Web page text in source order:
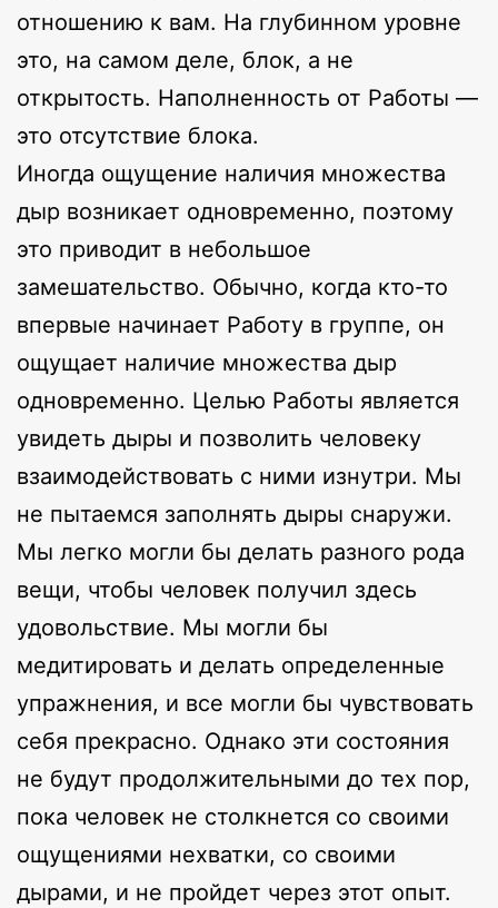
отношению к вам. На глубинном уровне
это, на самом деле, блок, а не
открытость. Наполненность от Работы —
это отсутствие блока.
Иногда ощущение наличия множества
дыр возникает одновременно, поэтому
это приводит в небольшое
замешательство. Обычно, когда кто-то
впервые начинает Работу в группе, он
ощущает наличие множества дыр
одновременно. Целью Работы является
увидеть дыры и позволить человеку
взаимодействовать с ними изнутри. Мы
не пытаемся заполнять дыры снаружи.
Мы легко могли бы делать разного рода
вещи, чтобы человек получил здесь
удовольствие. Мы могли бы
медитировать и делать определенные
упражнения, и все могли бы чувствовать
себя прекрасно. Однако эти состояния
не будут продолжительными до тех пор,
пока человек не столкнется со своими
ощущениями нехватки, со своими
дырами, и не пройдет через этот опыт.